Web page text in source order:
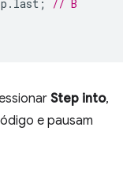
. last ;
// B
Step into,
e pausam